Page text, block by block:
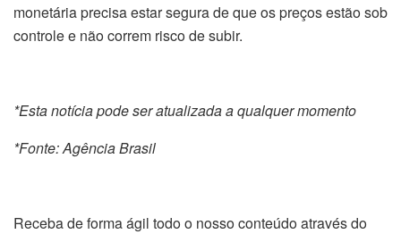
monetária precisa estar segura de que os preços estão sob
controle e não correm risco de subir.
*Esta notícia pode ser atualizada a qualquer momento
*Fonte: Agência Brasil
Receba de forma ágil todo o nosso conteúdo através do